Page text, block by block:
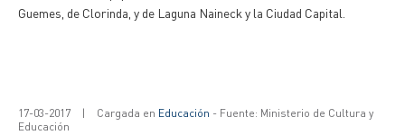
Guemes, de Clorinda, y de Laguna Naineck y la Ciudad Capital.
17-03-2017 | Cargada en Educación - Fuente: Ministerio de Cultura y
Educación